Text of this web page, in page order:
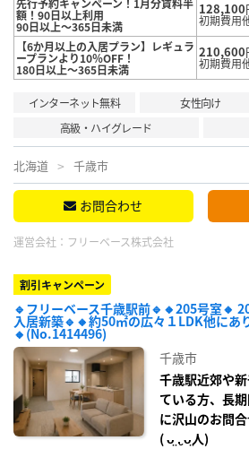
額！90日以上利用
90日以上～365日未満
128,100
初期費用
【6か月以上の入居プラン】レギュラ
ープランより10％OFF！
180日以上～365日未満
210,600
初期費用
インターネット無料 女性向け
高級・ハイグレード
北海道 千歳市
お問合わせ
運営会社： フリーベース株式会社
割引キャンペーン
🔹フリーベース千歳駅前🔹🔸205号室🔸
入居新築🔹🔸約50㎡の広々１LDK他にあ
🔸(No.1414496)
千歳市
千歳駅近郊や
ている方、長
に沢山のお問
( ᴗ̤ .̮ ᴗ̤人)